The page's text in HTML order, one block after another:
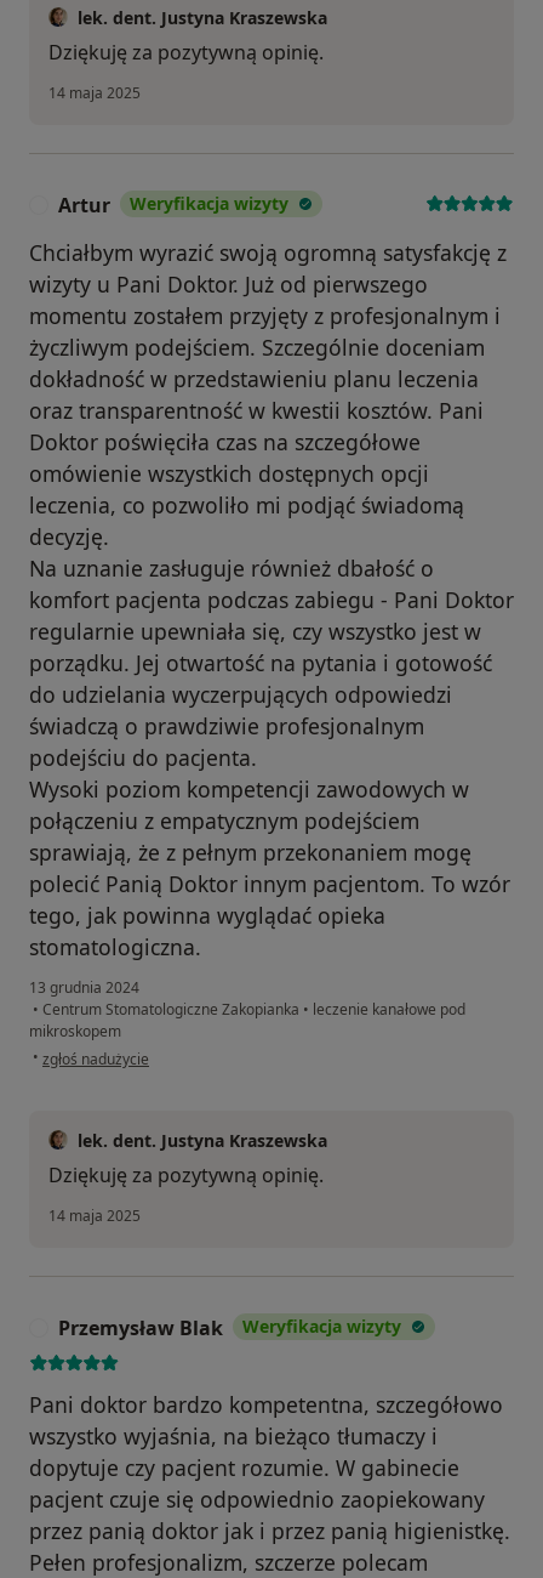
lek. dent. Justyna Kraszewska
Dziękuję za pozytywną opinię.
14 maja 2025
Artur Weryfikacja wizyty
Chciałbym wyrazić swoją ogromną satysfakcję z
wizyty u Pani Doktor. Już od pierwszego
momentu zostałem przyjęty z profesjonalnym i
życzliwym podejściem. Szczególnie doceniam
dokładność w przedstawieniu planu leczenia
oraz transparentność w kwestii kosztów. Pani
Doktor poświęciła czas na szczegółowe
omówienie wszystkich dostępnych opcji
leczenia, co pozwoliło mi podjąć świadomą
decyzję.
Na uznanie zasługuje również dbałość o
komfort pacjenta podczas zabiegu - Pani Doktor
regularnie upewniała się, czy wszystko jest w
porządku. Jej otwartość na pytania i gotowość
do udzielania wyczerpujących odpowiedzi
świadczą o prawdziwie profesjonalnym
podejściu do pacjenta.
Wysoki poziom kompetencji zawodowych w
połączeniu z empatycznym podejściem
sprawiają, że z pełnym przekonaniem mogę
polecić Panią Doktor innym pacjentom. To wzór
tego, jak powinna wyglądać opieka
stomatologiczna.
13 grudnia 2024
• Centrum Stomatologiczne Zakopianka • leczenie kanałowe pod
mikroskopem
• w opinii użytkownika Artur
zgłoś nadużycie
lek. dent. Justyna Kraszewska
Dziękuję za pozytywną opinię.
14 maja 2025
Przemysław Blak Weryfikacja wizyty
Pani doktor bardzo kompetentna, szczegółowo
wszystko wyjaśnia, na bieżąco tłumaczy i
dopytuje czy pacjent rozumie. W gabinecie
pacjent czuje się odpowiednio zaopiekowany
przez panią doktor jak i przez panią higienistkę.
Pełen profesjonalizm, szczerze polecam